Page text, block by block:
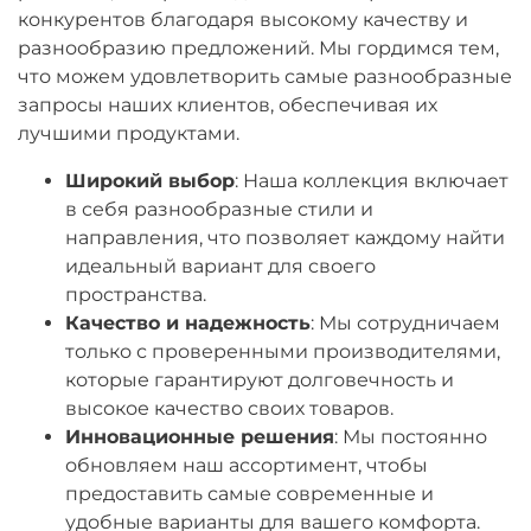
конкурентов благодаря высокому качеству и
разнообразию предложений. Мы гордимся тем,
что можем удовлетворить самые разнообразные
запросы наших клиентов, обеспечивая их
лучшими продуктами.
Широкий выбор: Наша коллекция включает
в себя разнообразные стили и
направления, что позволяет каждому найти
идеальный вариант для своего
пространства.
Качество и надежность: Мы сотрудничаем
только с проверенными производителями,
которые гарантируют долговечность и
высокое качество своих товаров.
Инновационные решения: Мы постоянно
обновляем наш ассортимент, чтобы
предоставить самые современные и
удобные варианты для вашего комфорта.